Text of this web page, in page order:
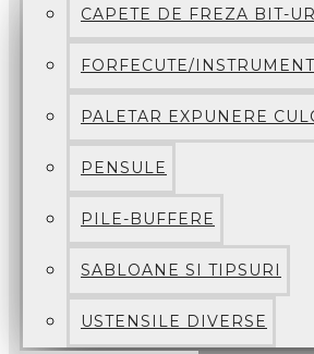
CAPETE DE FREZA BIT-
FORFECUTE/
PALETAR EXPUNERE
PENSULE
PILE-BUFFERE
SABLOANE SI TIPSURI
USTENSILE DIVERSE